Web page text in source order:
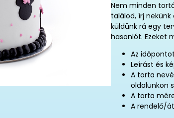
Nem minden
találod, írj
küldünk rá egy
hasonlót. Ezeket
Az
Leírást és
A torta
oldalunkon
A torta
A rendelő/